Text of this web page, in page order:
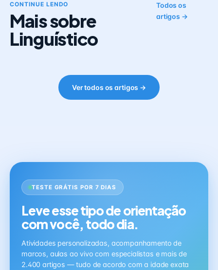
CONTINUE LENDO
Mais sobre
Linguístico
Todos os
artigos →
Ver todos os artigos →
TESTE GRÁTIS POR 7 DIAS
Leve esse tipo de orientação
com você, todo dia.
Atividades personalizadas, acompanhamento de
marcos, aulas ao vivo com especialistas e mais de
2.400 artigos — tudo de acordo com a idade exata